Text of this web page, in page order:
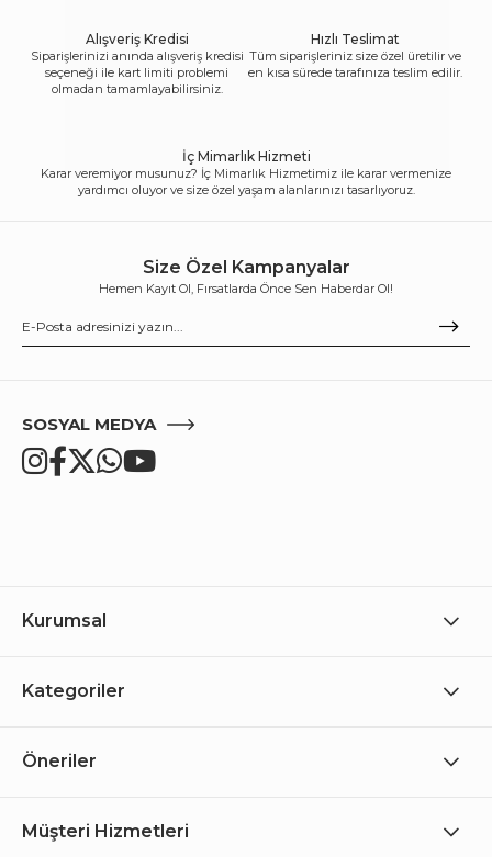
Alışveriş Kredisi
Siparişlerinizi anında alışveriş kredisi
seçeneği ile kart limiti problemi
olmadan tamamlayabilirsiniz.
Hızlı Teslimat
Tüm siparişleriniz size özel üretilir ve
en kısa sürede tarafınıza teslim edilir.
İç Mimarlık Hizmeti
Karar veremiyor musunuz? İç Mimarlık Hizmetimiz ile karar vermenize
yardımcı oluyor ve size özel yaşam alanlarınızı tasarlıyoruz.
Size Özel Kampanyalar
Hemen Kayıt Ol, Fırsatlarda Önce Sen Haberdar Ol!
SOSYAL MEDYA
Kurumsal
Kategoriler
Öneriler
Müşteri Hizmetleri